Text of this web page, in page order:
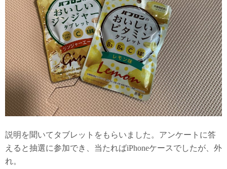
説明を聞いてタブレットをもらいました。アンケートに答
えると抽選に参加でき、当たればiPhoneケースでしたが、外
れ。